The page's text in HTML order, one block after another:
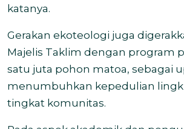
katanya.
Gerakan ekoteologi juga
Majelis Taklim dengan program
satu juta pohon matoa, sebagai
menumbuhkan kepedulian
tingkat komunitas.